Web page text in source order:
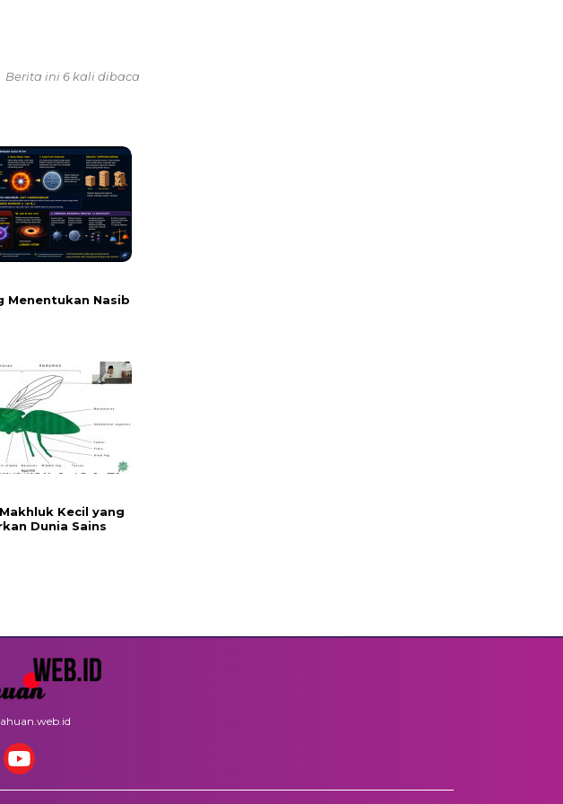
Berita ini 6 kali dibaca
Menentukan Nasib
Kecil yang
Dunia Sains